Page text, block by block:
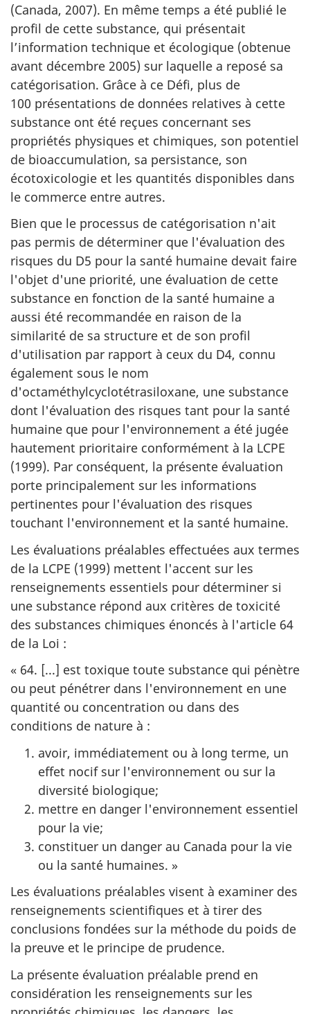
(Canada, 2007). En même temps a été publié le
profil de cette substance, qui présentait
l’information technique et écologique (obtenue
avant décembre 2005) sur laquelle a reposé sa
catégorisation. Grâce à ce Défi, plus de
100 présentations de données relatives à cette
substance ont été reçues concernant ses
propriétés physiques et chimiques, son potentiel
de bioaccumulation, sa persistance, son
écotoxicologie et les quantités disponibles dans
le commerce entre autres.
Bien que le processus de catégorisation n'ait
pas permis de déterminer que l'évaluation des
risques du D5 pour la santé humaine devait faire
l'objet d'une priorité, une évaluation de cette
substance en fonction de la santé humaine a
aussi été recommandée en raison de la
similarité de sa structure et de son profil
d'utilisation par rapport à ceux du D4, connu
également sous le nom
d'octaméthylcyclotétrasiloxane, une substance
dont l'évaluation des risques tant pour la santé
humaine que pour l'environnement a été jugée
hautement prioritaire conformément à la LCPE
(1999). Par conséquent, la présente évaluation
porte principalement sur les informations
pertinentes pour l'évaluation des risques
touchant l'environnement et la santé humaine.
Les évaluations préalables effectuées aux termes
de la LCPE (1999) mettent l'accent sur les
renseignements essentiels pour déterminer si
une substance répond aux critères de toxicité
des substances chimiques énoncés à l'article 64
de la Loi :
« 64. [...] est toxique toute substance qui pénètre
ou peut pénétrer dans l'environnement en une
quantité ou concentration ou dans des
conditions de nature à :
avoir, immédiatement ou à long terme, un
effet nocif sur l'environnement ou sur la
diversité biologique;
mettre en danger l'environnement essentiel
pour la vie;
constituer un danger au Canada pour la vie
ou la santé humaines. »
Les évaluations préalables visent à examiner des
renseignements scientifiques et à tirer des
conclusions fondées sur la méthode du poids de
la preuve et le principe de prudence.
La présente évaluation préalable prend en
considération les renseignements sur les